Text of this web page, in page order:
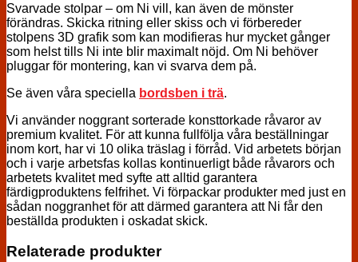
Svarvade stolpar – om Ni vill, kan även de mönster
förändras. Skicka ritning eller skiss och vi förbereder
stolpens 3D grafik som kan modifieras hur mycket gånger
som helst tills Ni inte blir maximalt nöjd. Om Ni behöver
pluggar för montering, kan vi svarva dem på.
Se även våra speciella bordsben i trä.
Vi använder noggrant sorterade konsttorkade råvaror av
premium kvalitet. För att kunna fullfölja våra beställningar
inom kort, har vi 10 olika träslag i förråd. Vid arbetets början
och i varje arbetsfas kollas kontinuerligt både råvarors och
arbetets kvalitet med syfte att alltid garantera
färdigproduktens felfrihet. Vi förpackar produkter med just en
sådan noggranhet för att därmed garantera att Ni får den
beställda produkten i oskadat skick.
Relaterade produkter